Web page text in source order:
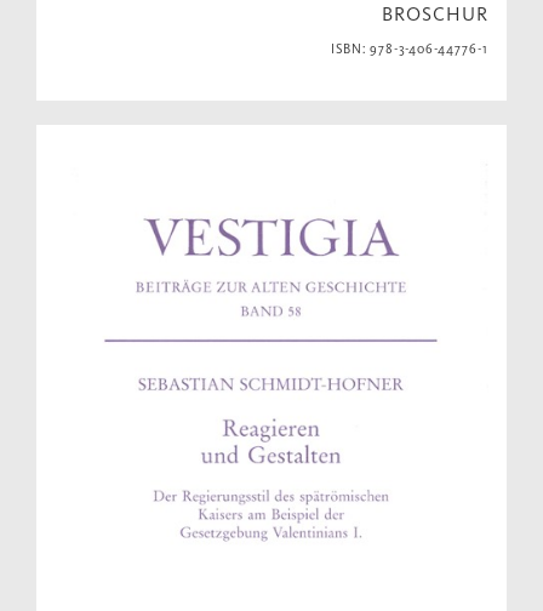
BROSCHUR
ISBN: 978-3-406-44776-1